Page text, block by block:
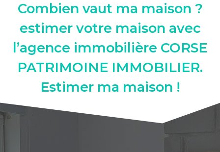
Combien vaut ma maison ?
estimer votre maison avec
l’agence immobilière CORSE
PATRIMOINE IMMOBILIER.
Estimer ma maison !